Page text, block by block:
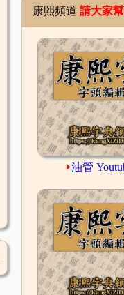
康熙頻道 請大家
⏵油管